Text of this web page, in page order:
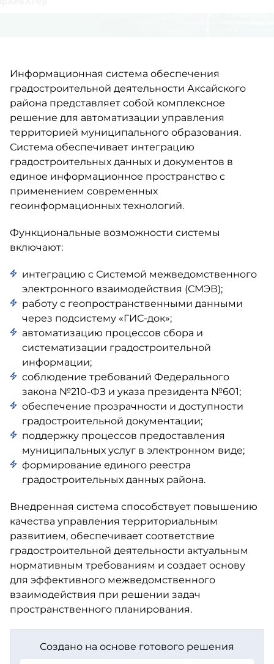
Информационная система обеспечения
градостроительной деятельности Аксайского
района представляет собой комплексное
решение для автоматизации управления
территорией муниципального образования.
Система обеспечивает интеграцию
градостроительных данных и документов в
единое информационное пространство с
применением современных
геоинформационных технологий.
Функциональные возможности системы
включают:
интеграцию с Системой межведомственного
электронного взаимодействия (СМЭВ);
работу с геопространственными данными
через подсистему «ГИС-док»;
автоматизацию процессов сбора и
систематизации градостроительной
информации;
соблюдение требований Федерального
закона №210-ФЗ и указа президента №601;
обеспечение прозрачности и доступности
градостроительной документации;
поддержку процессов предоставления
муниципальных услуг в электронном виде;
формирование единого реестра
градостроительных данных района.
Внедренная система способствует повышению
качества управления территориальным
развитием, обеспечивает соответствие
градостроительной деятельности актуальным
нормативным требованиям и создает основу
для эффективного межведомственного
взаимодействия при решении задач
пространственного планирования.
Создано на основе готового решения